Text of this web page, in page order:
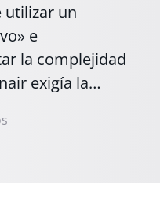
utilizar un
e
la complejidad
exigía la…